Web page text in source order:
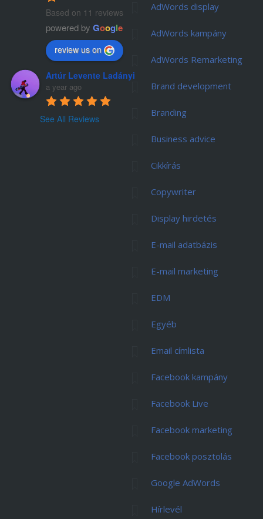
Based on 11 reviews
powered by Google
review us on
Artúr Levente Ladányi
a year ago
See All Reviews
AdWords display
AdWords kampány
AdWords Remarketing
Brand development
Branding
Business advice
Cikkírás
Copywriter
Display hirdetés
E-mail adatbázis
E-mail marketing
EDM
Egyéb
Email címlista
Facebook kampány
Facebook Live
Facebook marketing
Facebook posztolás
Google AdWords
Hírlevél